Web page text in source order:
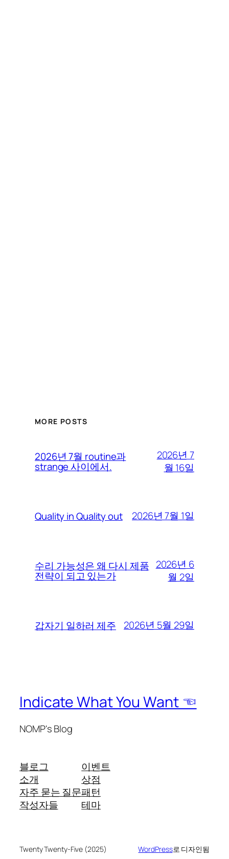
MORE POSTS
2026년 7월 routine과
strange 사이에서.
2026년 7
월 16일
Quality in Quality out 2026년 7월 1일
수리 가능성은 왜 다시 제품
전략이 되고 있는가
2026년 6
월 2일
갑자기 일하러 제주 2026년 5월 29일
Indicate What You Want ☜
NOMP's Blog
블로그
소개
자주 묻는 질문
작성자들
이벤트
상점
패턴
테마
Twenty Twenty-Five (2025) WordPress로 디자인됨